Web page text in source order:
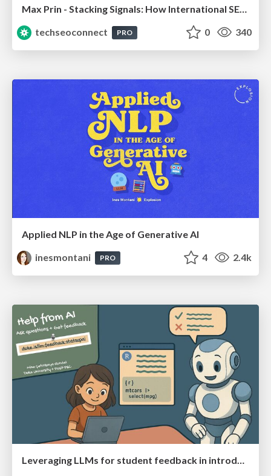
Max Prin - Stacking Signals: How International SEO Comes Together (And Falls Apart)
techseoconnect
PRO 0 340
Applied NLP in the Age of Generative AI
inesmontani
PRO 4 2.4k